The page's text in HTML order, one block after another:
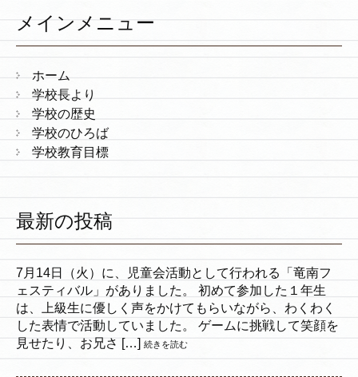
メインメニュー
ホーム
学校長より
学校の歴史
学校のひろば
学校教育目標
最新の投稿
7月14日（火）に、児童会活動として行われる「竜南フ
ェスティバル」がありました。 初めて参加した１年生
は、上級生に優しく声をかけてもらいながら、わくわく
した表情で活動していました。 ゲームに挑戦して笑顔を
見せたり、お兄さ […] 続きを読む